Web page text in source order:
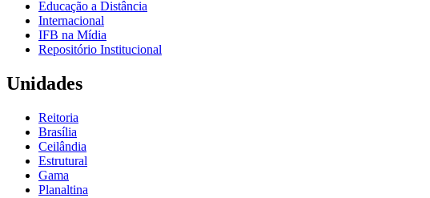
Educação a Distância
Internacional
IFB na Mídia
Repositório Institucional
Unidades
Reitoria
Brasília
Ceilândia
Estrutural
Gama
Planaltina